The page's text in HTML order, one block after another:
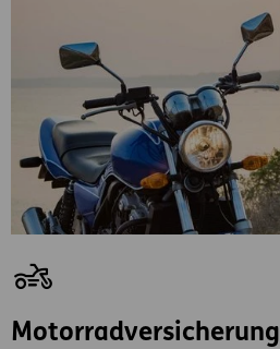
Motorradversicherung